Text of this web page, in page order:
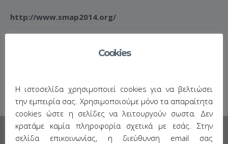
http://www.smap2014.org/
Cookies
Η ιστοσελίδα χρησιμοποιεί cookies για να βελτιώσει
την εμπειρία σας. Χρησιμοποιούμε μόνο τα απαραίτητα
cookies ώστε η σελίδες να λειτουργούν σωστα. Δεν
κρατάμε καμία πληροφορία σχετικά με εσάς. Στην
σελίδα επικοινωνίας, η διεύθυνση email σας